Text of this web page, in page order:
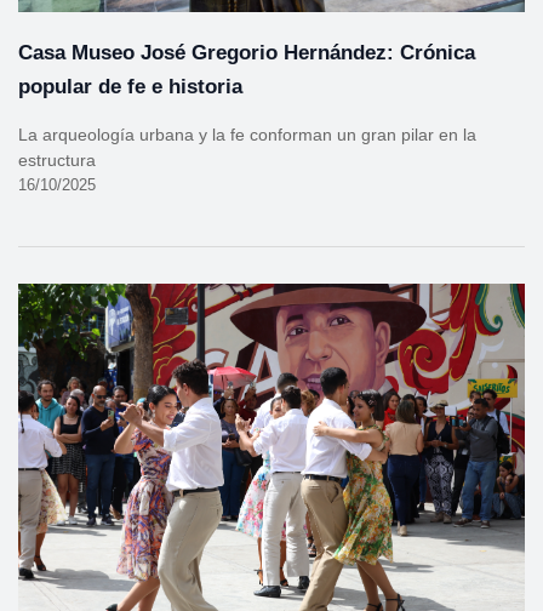
Casa Museo José Gregorio Hernández: Crónica
popular de fe e historia
La arqueología urbana y la fe conforman un gran pilar en la
estructura
16/10/2025